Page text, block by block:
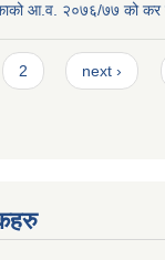
आ.व. २०७६/७७ को
2 next ›